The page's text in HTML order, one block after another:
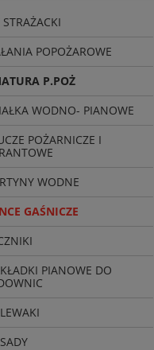
STRAŻACKI
POPOŻAROWE
P.POŻ
WODNO- PIANOWE
POŻARNICZE I
WODNE
GAŚNICZE
PIANOWE DO